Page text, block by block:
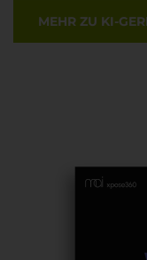
MEHR ZU KI-